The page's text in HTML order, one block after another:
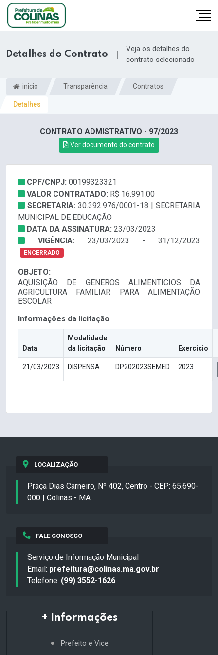
Detalhes do Contrato |
Veja os detalhes do
contrato selecionado
inicio Transparência Contratos
Detalhes
CONTRATO ADMISTRATIVO - 97/2023
Ver documento do contrato
CPF/CNPJ: 00199323321
VALOR CONTRATADO: R$ 16.991,00
SECRETARIA: 30.392.976/0001-18 | SECRETARIA
MUNICIPAL DE EDUCAÇÃO
DATA DA ASSINATURA: 23/03/2023
VIGÊNCIA: 23/03/2023 - 31/12/2023
ENCERRADO
OBJETO:
AQUISIÇÃO DE GENEROS ALIMENTICIOS DA
AGRICULTURA FAMILIAR PARA ALIMENTAÇÃO
ESCOLAR
Informações da licitação
Data
Modalidade
da licitação
Número Exercicio
21/03/2023 DISPENSA DP202023SEMED 2023
LOCALIZAÇÃO
Praça Dias Carneiro, Nº 402, Centro - CEP: 65.690-
000 | Colinas - MA
FALE CONOSCO
Serviço de Informação Municipal
Email: prefeitura@colinas.ma.gov.br
Telefone: (99) 3552-1626
+ Informações
Prefeito e Vice